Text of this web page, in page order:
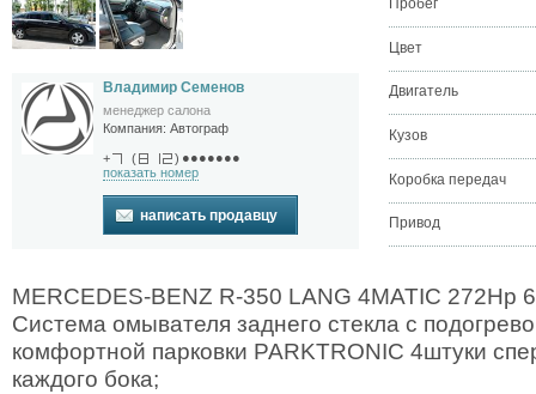
Владимир Семенов
менеджер салона
Компания: Автограф
+ ( ) ●●●●●●●
показать номер
написать продавцу
Пробег
Цвет
Двигатель
Кузов
Коробка передач
Привод
MERCEDES-BENZ R-350 LANG 4MATIC 272Hp
Система омывателя заднего стекла с
комфортной парковки PARKTRONIC 4штуки
каждого бока;